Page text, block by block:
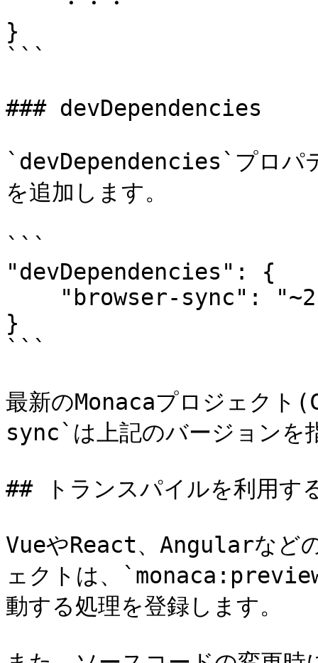
}
```
### devDependencies
`devDependencies`プロ
を追加します。
```
"devDependencies": {
}
```
最新のMonacaプロジェク
sync`は上記のバージョンを
## トランスパイルを利用す
VueやReact、Angularなど
ェクトは、
動する処理を登録します。